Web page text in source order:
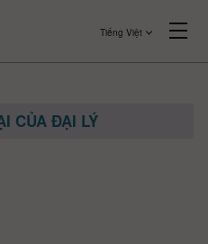
Tiếng Việt
CỦA ĐẠI LÝ